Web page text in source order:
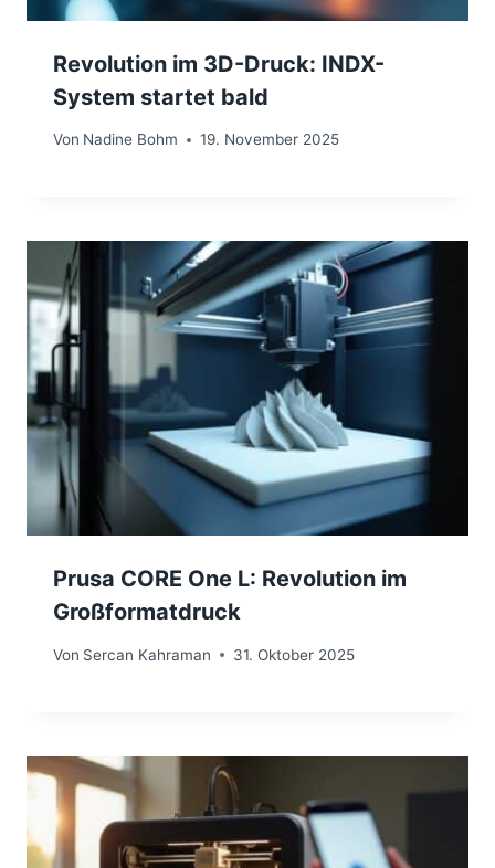
Revolution im 3D-Druck: INDX-
System startet bald
Von Nadine Bohm 19. November 2025
Prusa CORE One L: Revolution im
Großformatdruck
Von Sercan Kahraman 31. Oktober 2025